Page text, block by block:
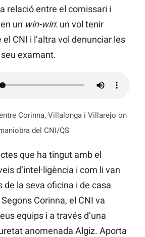
relació entre el comissari i
un win-win: un vol tenir
CNI i l’altra vol denunciar les
examant.
Corinna, Villalonga i Villarejo on
del CNI/QS
que ha tingut amb el
d’intel·ligència i com li van
de la seva oficina i de casa
Corinna, el CNI va
equips i a través d’una
anomenada Algiz. Aporta